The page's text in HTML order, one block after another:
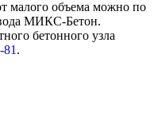
малого объема можно по
МИКС-Бетон.
бетонного узла
81 .